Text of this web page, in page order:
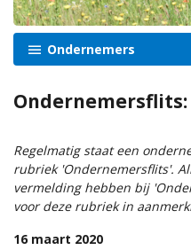
Ondernemers
Regelmatig staat een
rubriek 'Ondernemersflits'.
vermelding hebben bij
voor deze rubriek in
16 maart 2020